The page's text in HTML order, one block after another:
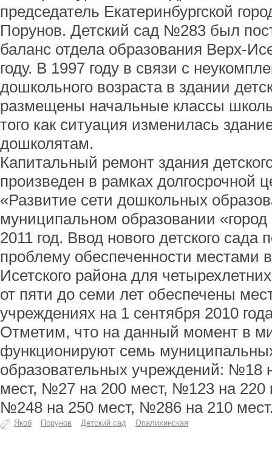
председатель Екатеринбургской
Порунов. Детский сад №283 был
баланс отдела образования Верх-
году. В 1997 году в связи с
дошкольного возраста в здании
размещены начальные классы
того как ситуация изменилась
дошколятам.
Капитальный ремонт здания
произведен в рамках долгосрочной
«Развитие сети дошкольных
муниципальном образовании «город
2011 год. Ввод нового детского сада
проблему обеспеченности местами
Исетского района для
от пяти до семи лет обеспечены
учреждениях на 1 сентября 2010
Отметим, что на данный момент в
функционируют семь
образовательных учреждений: №18
мест, №27 на 200 мест, №123 на 220
№248 на 250 мест, №286 на 210
Якоб Порунов Детский сад Опалихинская